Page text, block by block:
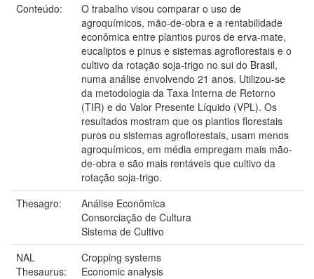
Conteúdo:
O trabalho visou comparar o uso de
agroquímicos, mão-de-obra e a rentabilidade
econômica entre plantios puros de erva-mate,
eucaliptos e pinus e sistemas agroflorestais e o
cultivo da rotação soja-trigo no sui do Brasil,
numa análise envolvendo 21 anos. Utilizou-se
da metodologia da Taxa Interna de Retorno
(TIR) e do Valor Presente Líquido (VPL). Os
resultados mostram que os plantios florestais
puros ou sistemas agroflorestais, usam menos
agroquímicos, em média empregam mais mão-
de-obra e são mais rentáveis que cultivo da
rotação soja-trigo.
Thesagro:
Análise Econômica
Consorciação de Cultura
Sistema de Cultivo
NAL
Thesaurus:
Cropping systems
Economic analysis